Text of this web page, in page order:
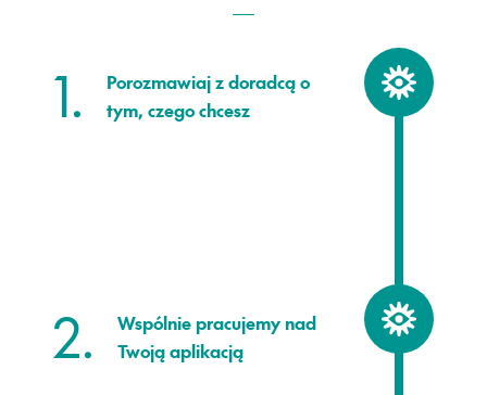
1.
Porozmawiaj z doradcą o
tym, czego chcesz
2.
Wspólnie pracujemy nad
Twoją aplikacją